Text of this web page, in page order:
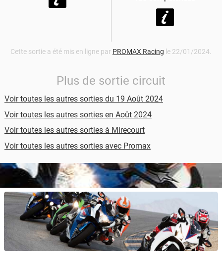
Cette sortie a été mis en ligne par PROMAX Racing le 22/01/2024.
Plus de sortie circuit
Voir toutes les autres sorties du 19 Août 2024
Voir toutes les autres sorties en Août 2024
Voir toutes les autres sorties à Mirecourt
Voir toutes les autres sorties avec Promax